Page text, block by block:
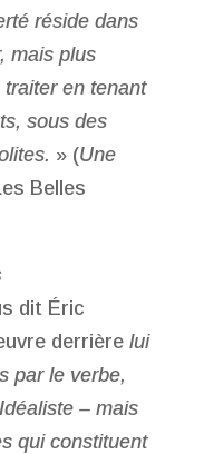
réside dans
mais plus
en tenant
sous des
» (Une
Belles
dit Éric
derrière lui
par le verbe,
– mais
qui constituent